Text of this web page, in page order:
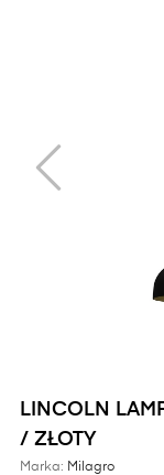
LINCOLN
/ ZŁOTY
Marka: Milagro